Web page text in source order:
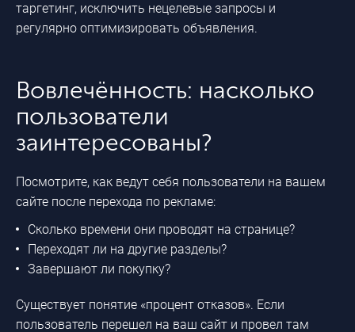
таргетинг, исключить нецелевые запросы и
регулярно оптимизировать объявления.
Вовлечённость: насколько
пользователи
заинтересованы?
Посмотрите, как ведут себя пользователи на вашем
сайте после перехода по рекламе:
Сколько времени они проводят на странице?
Переходят ли на другие разделы?
Завершают ли покупку?
Существует понятие «процент отказов». Если
пользователь перешел на ваш сайт и провел там